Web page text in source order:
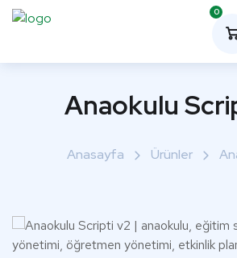
0
Anaokulu
Anasayfa Ürünler